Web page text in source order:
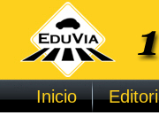
Inicio